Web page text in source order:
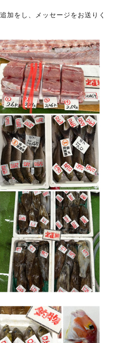
加をし、メッセージをお送りく